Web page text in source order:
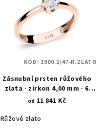
Zásnubní prsten růžového
zlata - zirkon 4,00 mm - 6
trojúhelníkových krapen
od 11 841 Kč
Růžové zlato
KÓD: 1900.1/47-R.ZLATO